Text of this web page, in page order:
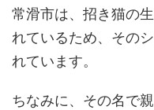
常滑市は、招き猫の
れているため、その
れています。
ちなみに、その名で